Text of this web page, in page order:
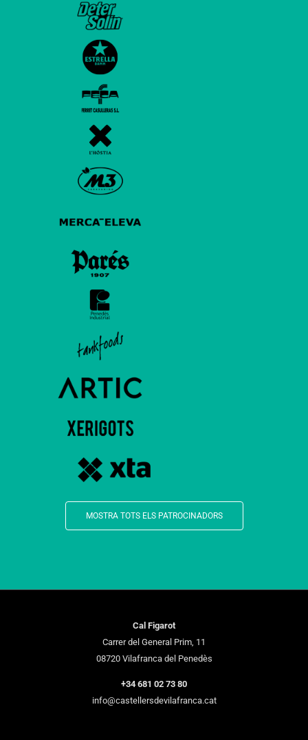
MOSTRA TOTS ELS PATROCINADORS
Cal Figarot
Carrer del General Prim, 11
08720 Vilafranca del Penedès
+34 681 02 73 80
info@castellersdevilafranca.cat